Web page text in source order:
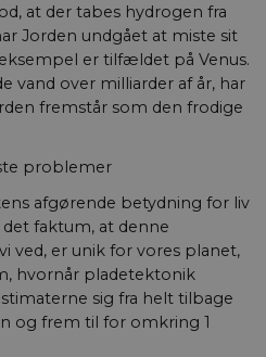
at der tabes hydrogen fra
Jorden undgået at miste sit
er tilfældet på Venus.
vand over milliarder af år, har
fremstår som den frodige
problemer
afgørende betydning for liv
faktum, at denne
ved, er unik for vores planet,
hvornår pladetektonik
sig fra helt tilbage
og frem til for omkring 1